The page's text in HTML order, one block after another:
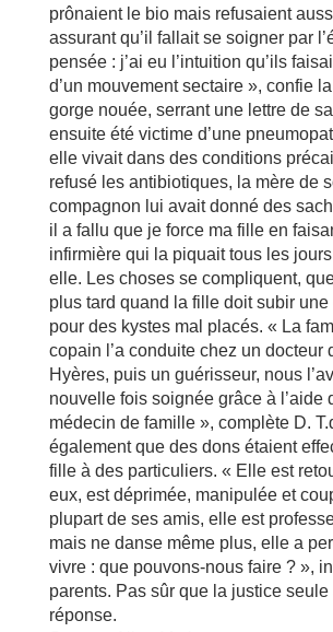
prônaient le bio mais refusaient
assurant qu’il fallait se soigner par
pensée : j’ai eu l’intuition qu’ils
d’un mouvement sectaire », confie
gorge nouée, serrant une lettre de
ensuite été victime d’une
elle vivait dans des conditions
refusé les antibiotiques, la mère de
compagnon lui avait donné des
il a fallu que je force ma fille en
infirmière qui la piquait tous les
elle. Les choses se compliquent,
plus tard quand la fille doit subir une
pour des kystes mal placés. « La
copain l’a conduite chez un docteur
Hyères, puis un guérisseur, nous
nouvelle fois soignée grâce à l’aide
médecin de famille », complète D.
également que des dons étaient
fille à des particuliers. « Elle est
eux, est déprimée, manipulée et
plupart de ses amis, elle est
mais ne danse même plus, elle a
vivre : que pouvons-nous faire ? »,
parents. Pas sûr que la justice seule
réponse.